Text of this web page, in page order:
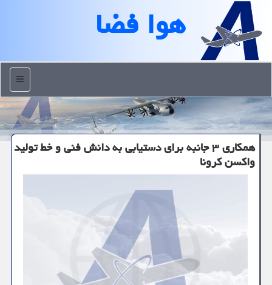
هوا فضا
منو
همكاری ۳ جانبه برای دستیابی به دانش فنی و خط تولید
واكسن كرونا